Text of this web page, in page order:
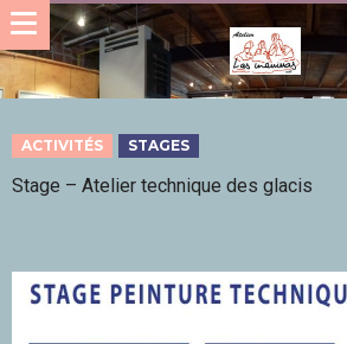
ACTIVITÉS STAGES
Stage – Atelier technique des glacis